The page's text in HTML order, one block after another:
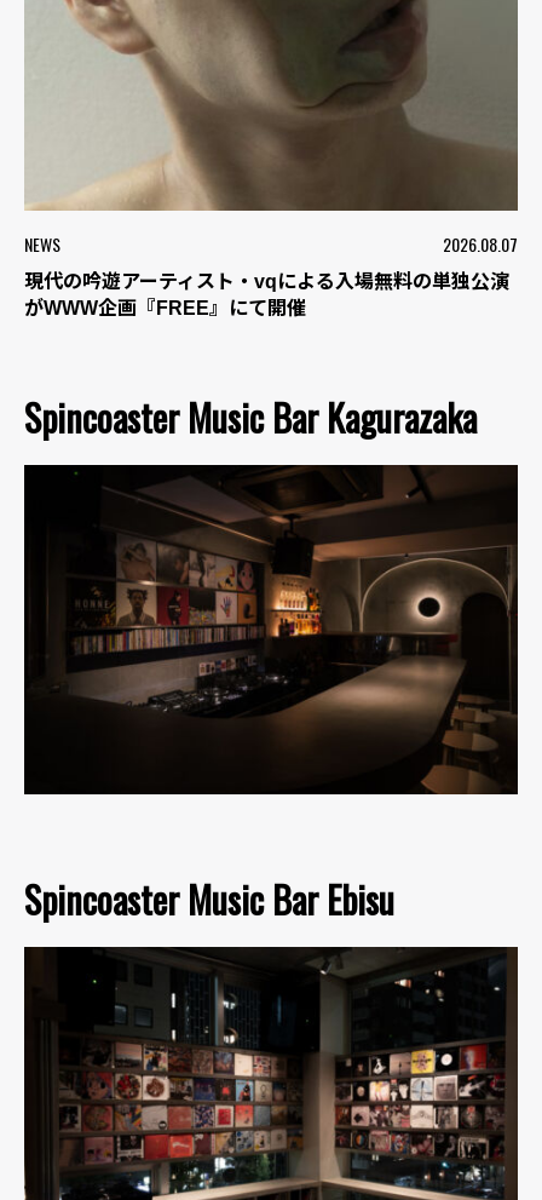
NEWS 2026.08.07
現代の吟遊アーティスト・vqによる入場無料の単独公演
がWWW企画『FREE』にて開催
Spincoaster Music Bar Kagurazaka
Spincoaster Music Bar Ebisu